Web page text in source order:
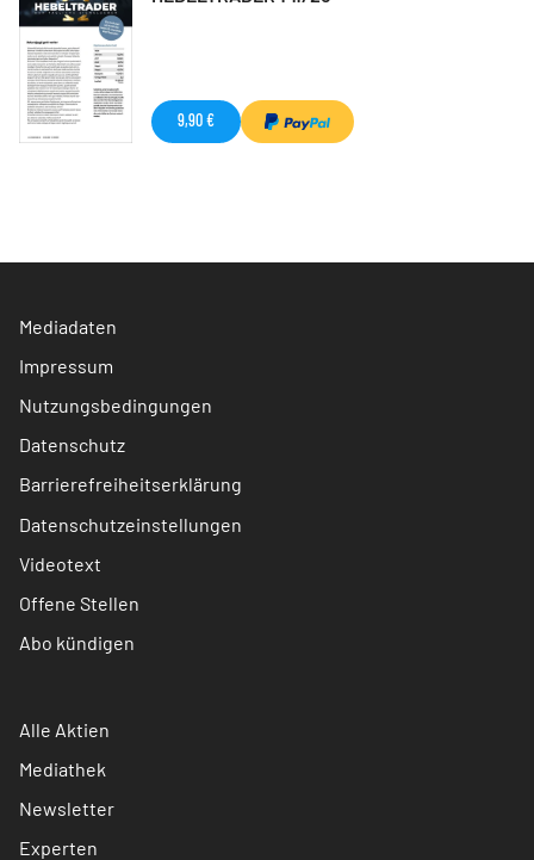
9,90 €
Mediadaten
Impressum
Nutzungsbedingungen
Datenschutz
Barrierefreiheitserklärung
Datenschutzeinstellungen
Videotext
Offene Stellen
Abo kündigen
Alle Aktien
Mediathek
Newsletter
Experten